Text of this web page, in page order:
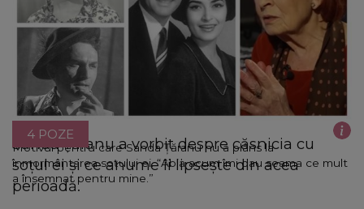
Motivul pentru care Sanda Țăranu nu a plâns la
înmormântarea soțului ei. “Abia acum îmi dau seama ce mult
a însemnat pentru mine.”
4 POZE
Sanda Țăranu a vorbit despre căsnicia cu
soțul ei și ce anume îi lipsește din acea
perioadă.